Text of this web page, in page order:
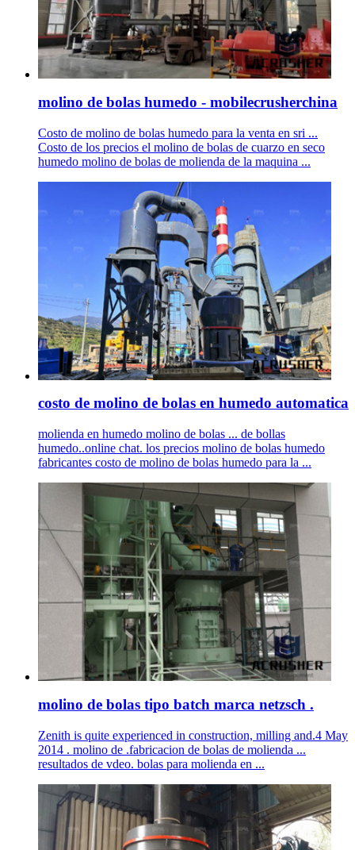
molino de bolas humedo - mobilecrusherchina
Costo de molino de bolas humedo para la venta en sri ...
Costo de los precios el molino de bolas de cuarzo en seco
humedo molino de bolas de molienda de la maquina ...
costo de molino de bolas en humedo automatica
molienda en humedo molino de bolas ... de bollas
humedo..online chat. los precios molino de bolas humedo
fabricantes costo de molino de bolas humedo para la ...
molino de bolas tipo batch marca netzsch .
Zenith is quite experienced in construction, milling and.4 May
2014 . molino de .fabricacion de bolas de molienda ...
resultados de vdeo. bolas para molienda en ...